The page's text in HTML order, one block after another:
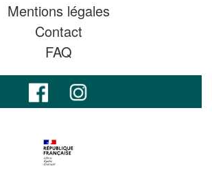
Mentions légales
Contact
FAQ